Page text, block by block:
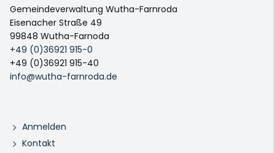
Gemeindeverwaltung Wutha-Farnroda
Eisenacher Straße 49
99848 Wutha-Farnoda
+49 (0)36921 915-0
+49 (0)36921 915-40
info@wutha-farnroda.de
Anmelden
Kontakt